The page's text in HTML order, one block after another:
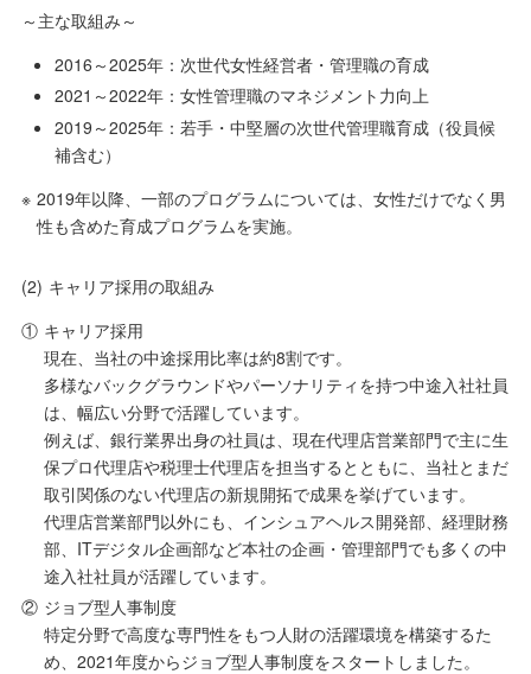
～主な取組み～
2016～2025年：次世代女性経営者・管理職の育成
2021～2022年：女性管理職のマネジメント力向上
2019～2025年：若手・中堅層の次世代管理職育成（役員候
補含む）
※ 2019年以降、一部のプログラムについては、女性だけでなく男
性も含めた育成プログラムを実施。
(2) キャリア採用の取組み
① キャリア採用
現在、当社の中途採用比率は約8割です。
多様なバックグラウンドやパーソナリティを持つ中途入社社員
は、幅広い分野で活躍しています。
例えば、銀行業界出身の社員は、現在代理店営業部門で主に生
保プロ代理店や税理士代理店を担当するとともに、当社とまだ
取引関係のない代理店の新規開拓で成果を挙げています。
代理店営業部門以外にも、インシュアヘルス開発部、経理財務
部、ITデジタル企画部など本社の企画・管理部門でも多くの中
途入社社員が活躍しています。
② ジョブ型人事制度
特定分野で高度な専門性をもつ人財の活躍環境を構築するた
め、2021年度からジョブ型人事制度をスタートしました。